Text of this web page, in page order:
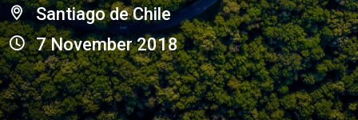
Santiago de Chile
7 November 2018